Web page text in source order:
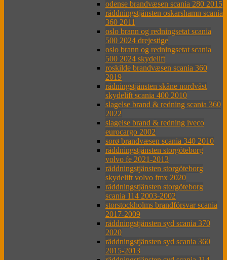
odense brandvæsen scania 280 2015
räddningstjänsten oskarshamn scania
360 2011
oslo brann og redningsetat scania
500 2024 drejestige
oslo brann og redningsetat scania
500 2024 skydelift
roskilde brandvæsen scania 360
2019
rädningstjänsten skåne nordväst
skydelift scania 400 2010
slagelse brand & redning scania 360
2022
slagelse brand & redning iveco
eurocargo 2002
sorø brandvæsen scania 340 2010
räddningstjänsten storgöteborg
volvo fe 2021-2013
räddningstjänsten storgöteborg
skydelift volvo fmx 2020
räddningstjänsten storgöteborg
scania 114 2003-2002
storstockholms brandförsvar scania
2017-2009
räddningstjänsten syd scania 370
2020
räddningstjänsten syd scania 360
2015-2013